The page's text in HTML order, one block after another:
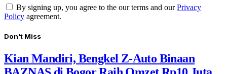
By signing up, you agree to the our terms and ourPrivacy
Policy agreement.
Don't Miss
Kian Mandiri, Bengkel Z-Auto Binaan